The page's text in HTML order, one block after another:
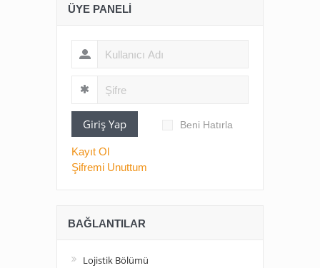
ÜYE PANELI
Giriş Yap Beni Hatırla
Kayıt Ol
Şifremi Unuttum
BAĞLANTILAR
Lojistik Bölümü